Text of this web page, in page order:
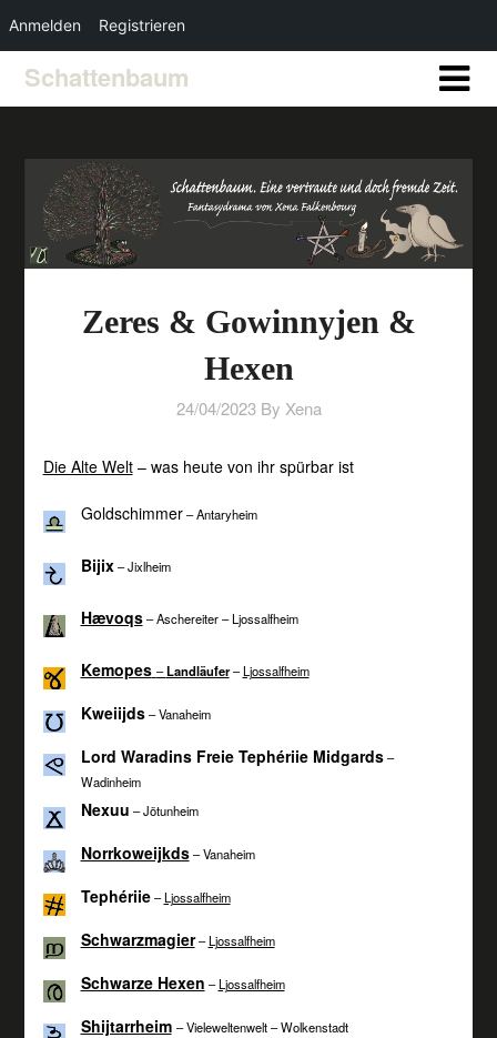
Schattenbaum
Zeres & Gowinnyjen &
Hexen
24/04/2023 By Xena
Die Alte Welt– was heute von ihr spürbar ist
Goldschimmer– Antaryheim
Bijix– Jixlheim
Hævoqs– Aschereiter – Ljossalfheim
Kemopes –Landläufer–Ljossalfheim
Kweiijds– Vanaheim
Lord Waradins Freie Tephériie Midgards–
Wadinheim
Nexuu – Jötunheim
Norrkoweijkds– Vanaheim
Tephériie–Ljossalfheim
Schwarzmagier–Ljossalfheim
Schwarze Hexen –Ljossalfheim
Shijtarrheim – Vieleweltenwelt – Wolkenstadt
Anmelden Registrieren